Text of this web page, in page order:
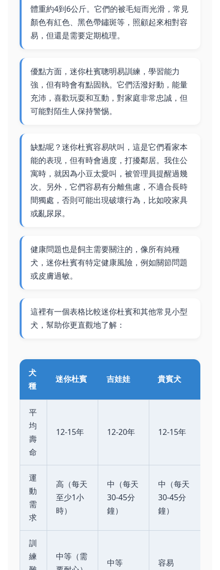
體重約4到6公斤。它們的被毛短而光滑，常見
顏色有紅色、黑色帶鏽斑等，照顧起來相對容
易，但還是需要定期梳理。
優點方面，迷你杜賓聰明易訓練，學習能力
強，但有時會有點固執。它們活潑好動，能量
充沛，喜歡玩耍和互動，對家庭非常忠誠，但
可能對陌生人保持警惕。
缺點呢？迷你杜賓容易吠叫，這是它們看家本
能的表現，但有時會過度，打擾鄰居。我住公
寓時，就因為小豆太愛叫，被管理員提醒過幾
次。另外，它們容易有分離焦慮，不適合長時
間獨處，否則可能出現破壞行為，比如咬家具
或亂尿尿。
健康問題也是飼主需要關注的，像所有純種
犬，迷你杜賓有特定健康風險，例如關節問題
或皮膚過敏。
這裡有一個表格比較迷你杜賓和其他常見小型
犬，幫助你更直觀地了解：
犬
種
迷你杜賓 吉娃娃 貴賓犬
平
均
壽
命
12-15年 12-20年 12-15年
運
動
需
求
高（每天
至少1小
時）
中（每天
30-45分
鐘）
中（每天
30-45分
鐘）
訓
練
中等（需
中等 容易